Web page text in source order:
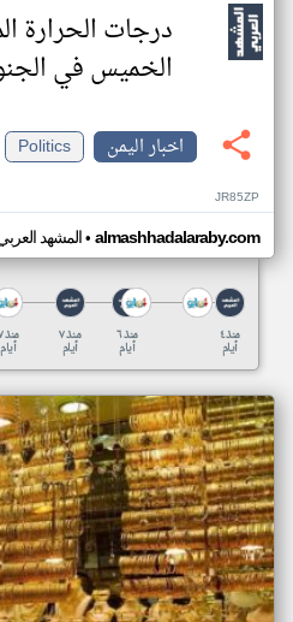
درجات الحرارة
الخميس في
اخبار اليمن
Politics
JR85ZP
المشهد• almashhadalaraby.com
أيام
منذ ٧
أيام
منذ ٦
أيام
منذ ٤
أيام